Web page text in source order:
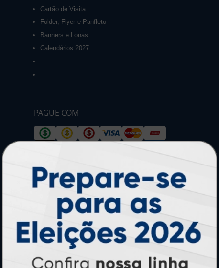
Cartão de Visita
Folder, Flyer e Panfleto
Banners e Lonas
Calendários 2027
PAGUE COM
** Pagamentos a prazo poderão ter acréscimo.
*** Nota fiscal sujeita a emissão de acordo com prestador de
serviço, conforme legislação pertinente.
PARTICIPE